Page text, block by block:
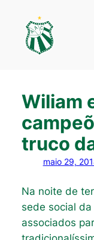
conteúdo
Wiliam
truco
maio 29,
Na noite de
sede social
associados